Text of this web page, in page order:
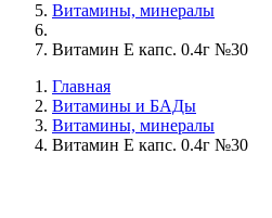
Витамины, минералы
Витамин Е капс. 0.4г №30
Главная
Витамины и БАДы
Витамины, минералы
Витамин Е капс. 0.4г №30